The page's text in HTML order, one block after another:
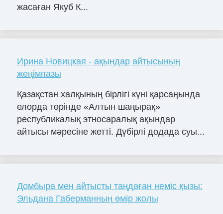
жасаған Якуб К...
Ирина Новицкая - ақындар айтысының
жеңімпазы
Қазақстан халқының бірлігі күні қарсаңында
елорда төрінде «Алтын шаңырақ»
республикалық этносаралық ақындар
айтысы мәресіне жетті. Дүбірлі додада суы...
Домбыра мен айтысты таңдаған неміс қызы:
Эльдана Габерманның өмір жолы